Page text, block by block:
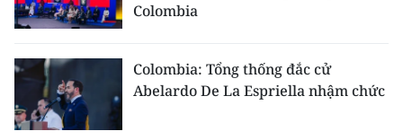
TIN ĐỊA PHƯƠNG
Trung du và miền núi phía Bắc
Đồng bằng sông Hồng
Colombia
Colombia: Tổng thống đắc cử
Abelardo De La Espriella nhậm chức